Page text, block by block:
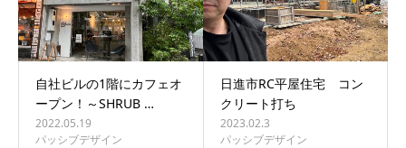
自社ビルの1階にカフェオ
ープン！～SHRUB …
2022.05.19
パッシブデザイン
日進市RC平屋住宅 コン
クリート打ち
2023.02.3
パッシブデザイン